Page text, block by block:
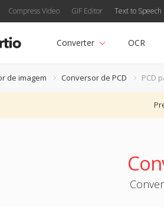
Compress Video GIF Editor Text to Speech
Converter OCR
de imagem Conversor de PCD PCD